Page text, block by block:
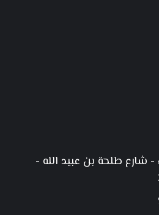
- شارع طلحة بن عبيد الله -